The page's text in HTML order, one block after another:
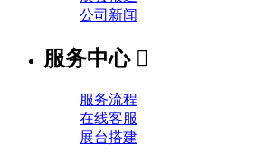
公司新闻
服务中心 
服务流程
在线客服
展台搭建